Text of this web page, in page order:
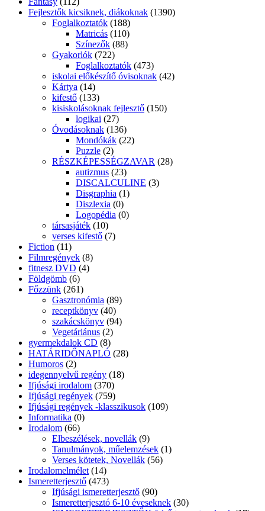
Fejlesztők kicsiknek, diákoknak (1390)
Foglalkoztatók (188)
Matricás (110)
Színezők (88)
Gyakorlók (722)
Foglalkoztatók (473)
iskolai előkészítő óvisoknak (42)
Kártya (14)
kifestő (133)
kisiskolásoknak fejlesztő (150)
logikai (27)
Óvodásoknak (136)
Mondókák (22)
Puzzle (2)
RÉSZKÉPESSÉGZAVAR (28)
autizmus (23)
DISCALCULINE (3)
Disgraphia (1)
Diszlexia (0)
Logopédia (0)
társasjáték (10)
verses kifestő (7)
Fiction (11)
Filmregények (8)
fitnesz DVD (4)
Földgömb (6)
Főzzünk (261)
Gasztronómia (89)
receptkönyv (40)
szakácskönyv (94)
Vegetáriánus (2)
gyermekdalok CD (8)
HATÁRIDŐNAPLÓ (28)
Humoros (2)
idegennyelvű regény (18)
Ifjúsági irodalom (370)
Ifjúsági regények (759)
Ifjúsági regények -klasszikusok (109)
Informatika (0)
Irodalom (66)
Elbeszélések, novellák (9)
Tanulmányok, műelemzések (1)
Verses kötetek, Novellák (56)
Irodalomelmélet (14)
Ismeretterjesztő (473)
Ifjúsági ismeretterjesztő (90)
Ismeretterjesztó 6-10 éveseknek (30)